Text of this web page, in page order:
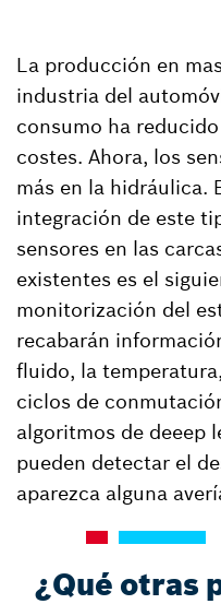
La producción en
industria del
consumo ha
costes. Ahora, los
más en la hidráulica.
integración de este
sensores en las
existentes es el
monitorización del
recabarán
fluido, la
ciclos de
algoritmos de deeep
pueden detectar el
aparezca alguna
¿Qué otras